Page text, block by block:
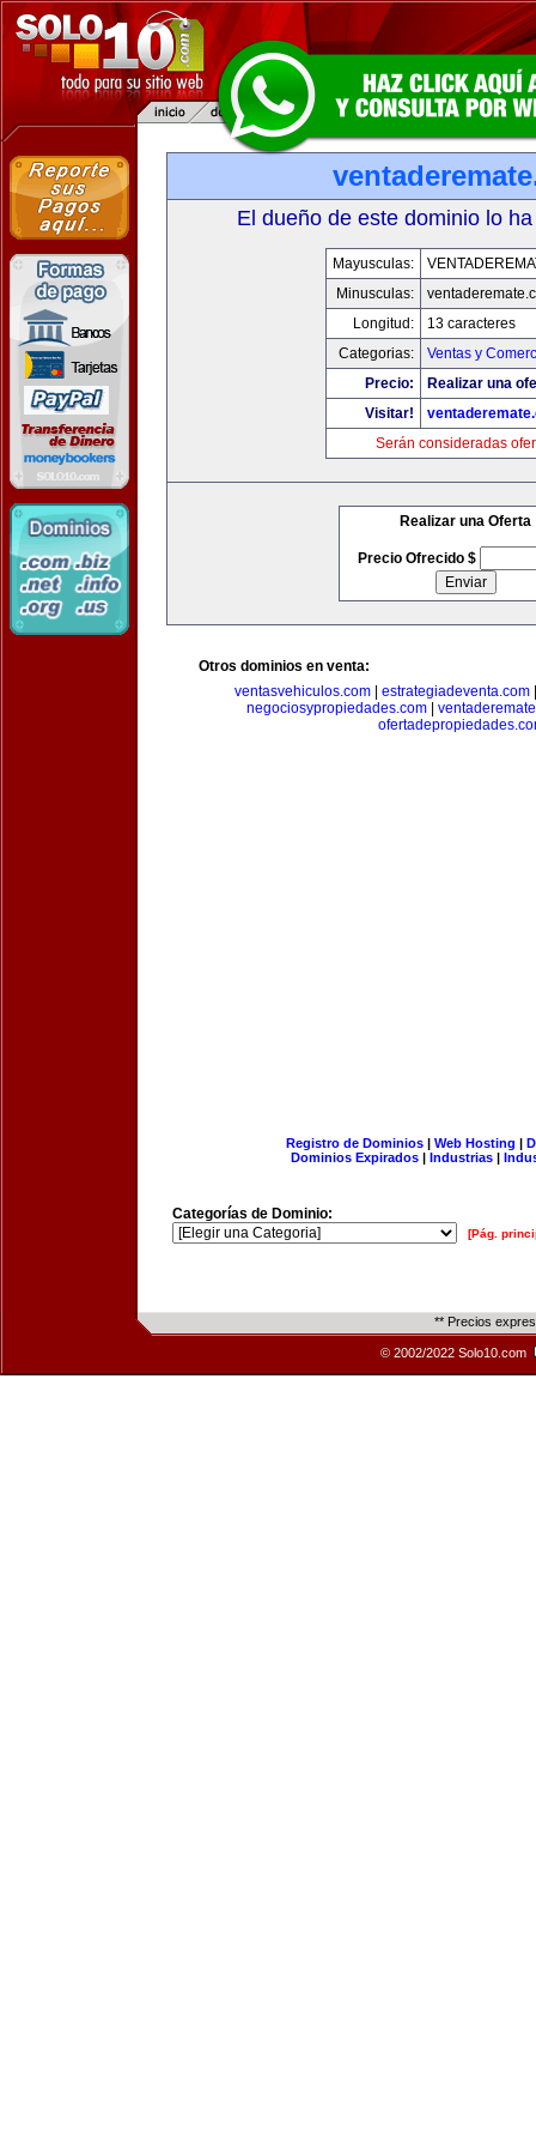
El dueño de este dominio lo
Mayusculas:
Minusculas:
Longitud:
13 caracteres
Categorias:
Ventas y
Precio:
Realizar una
Visitar!
Serán consideradas
Realizar una Oferta
Precio Ofrecido $
Otros dominios en venta:
ventasvehiculos.com
estrategiadeventa.com
negociosypropiedades.com
Registro de Dominios| Web Hosting |
Dominios Expirados | Industrias |
Categorías de Dominio:
[Pág.
** Precios
© 2002/2022 Solo10.com